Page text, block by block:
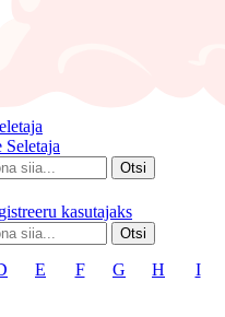
Otsi
kasutajaks
Otsi
E F G H I